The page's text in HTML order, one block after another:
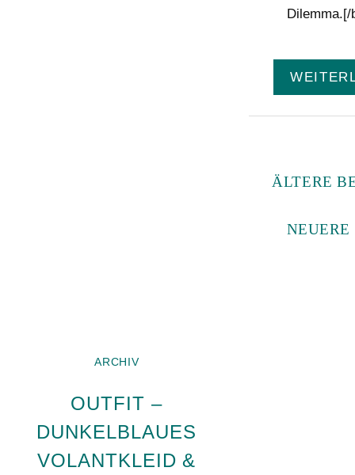
Dilemma.[/
ARCHIV
OUTFIT –
DUNKELBLAUES
VOLANTKLEID &
ÄLTERE